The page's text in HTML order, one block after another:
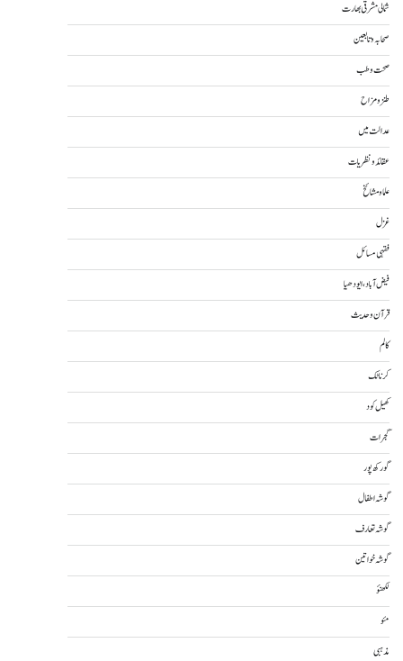
شمالی مشرقی بھارت
صحابہ و تابعین
صحت و طب
طنز و مزاح
عدالت میں
عقائد و نظریات
علما و مشائخ
غزل
فقہی مسائل
فیض آباد، ایودھیا
قرآن و حدیث
کالم
کرناٹک
کھیل کود
گجرات
گورکھ پور
گوشہ اطفال
گوشہ تعارف
گوشہ خواتین
لکھنؤ
مئو
مذہبی